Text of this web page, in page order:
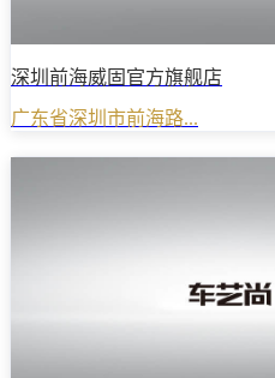
深圳前海威固官方旗舰店
广东省深圳市前海路...